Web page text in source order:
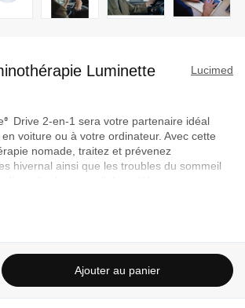
Lucimed
Luminette
® Drive 2-en-1 sera votre partenaire idéal
voiture ou à votre ordinateur. Avec cette
nomade, traitez et prévenez
hivernal ainsi que les troubles du sommeil
en voiture, au bureau ou à la maison,
et vos envies
rendez-vous
retrouvez énergie et bonne
jours d’utilisation
seulement
Ajouter au panier